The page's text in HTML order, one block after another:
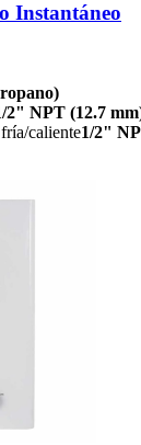
Instantáneo
2" NPT (12.7
caliente1/2"